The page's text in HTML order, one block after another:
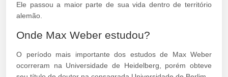
Ele passou a maior parte de sua vida dentro de território
alemão.
Onde Max Weber estudou?
O período mais importante dos estudos de Max Weber
ocorreram na Universidade de Heidelberg, porém obteve